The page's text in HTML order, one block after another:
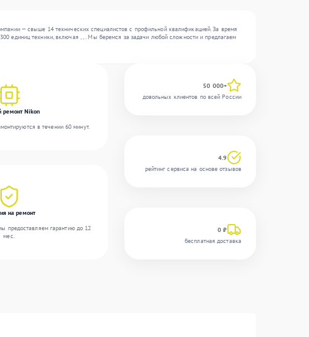
— свыше 14 технических специалистов с профильной квалификацией. За время
единиц техники, включая , , . Мы беремся за задачи любой сложности и предлагаем
ремонт Nikon
в течении 60 минут.
на ремонт
предоставляем гарантию до 12
мес.
50 000+
довольных клиентов по всей России
4.9
рейтинг сервиса на основе отзывов
0 ₽
бесплатная доставка